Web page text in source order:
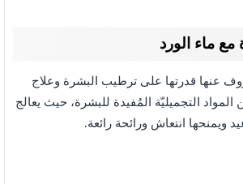
ماء الورد
عنها قدرتها على ترطيب البشرة وعلاج
المواد التجميليّة المُفيدة للبشرة، حيث يعالج
ويمنحها انتعاش ورائحة رائعة.